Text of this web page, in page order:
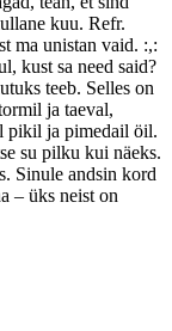
kuu. Refr.
ma unistan vaid. :,:
kust sa need said?
teeb. Selles on
ja taeval,
pikil ja pimedail öil.
su pilku kui näeks.
Sinule andsin kord
– üks neist on